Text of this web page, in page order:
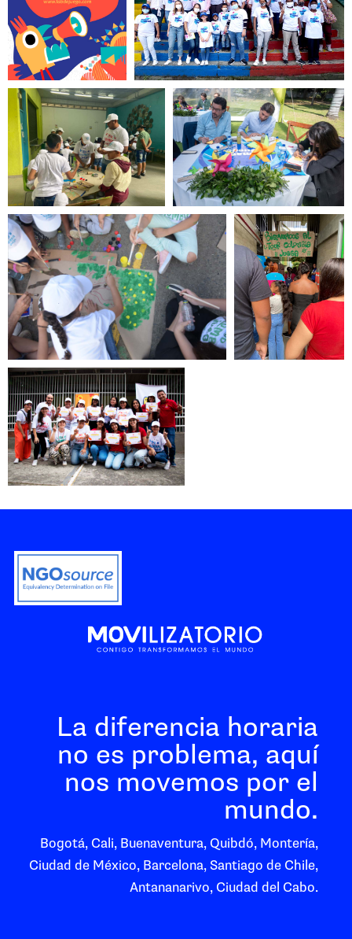
La diferencia horaria
no es problema, aquí
nos movemos por el
mundo.
Bogotá, Cali, Buenaventura, Quibdó, Montería,
Ciudad de México, Barcelona, Santiago de Chile,
Antananarivo, Ciudad del Cabo.